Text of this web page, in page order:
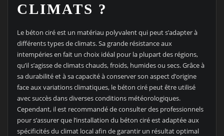
CLIMATS ?
Le béton ciré est un matériau polyvalent qui peut s’adapter à
différents types de climats. Sa grande résistance aux
intempéries en fait un choix idéal pour la plupart des régions,
qu’il s’agisse de climats chauds, froids, humides ou secs. Grâce à
sa durabilité et à sa capacité à conserver son aspect d’origine
face aux variations climatiques, le béton ciré peut être utilisé
avec succès dans diverses conditions météorologiques.
Cependant, il est recommandé de consulter des professionnels
pour s’assurer que l’installation du béton ciré est adaptée aux
spécificités du climat local afin de garantir un résultat optimal